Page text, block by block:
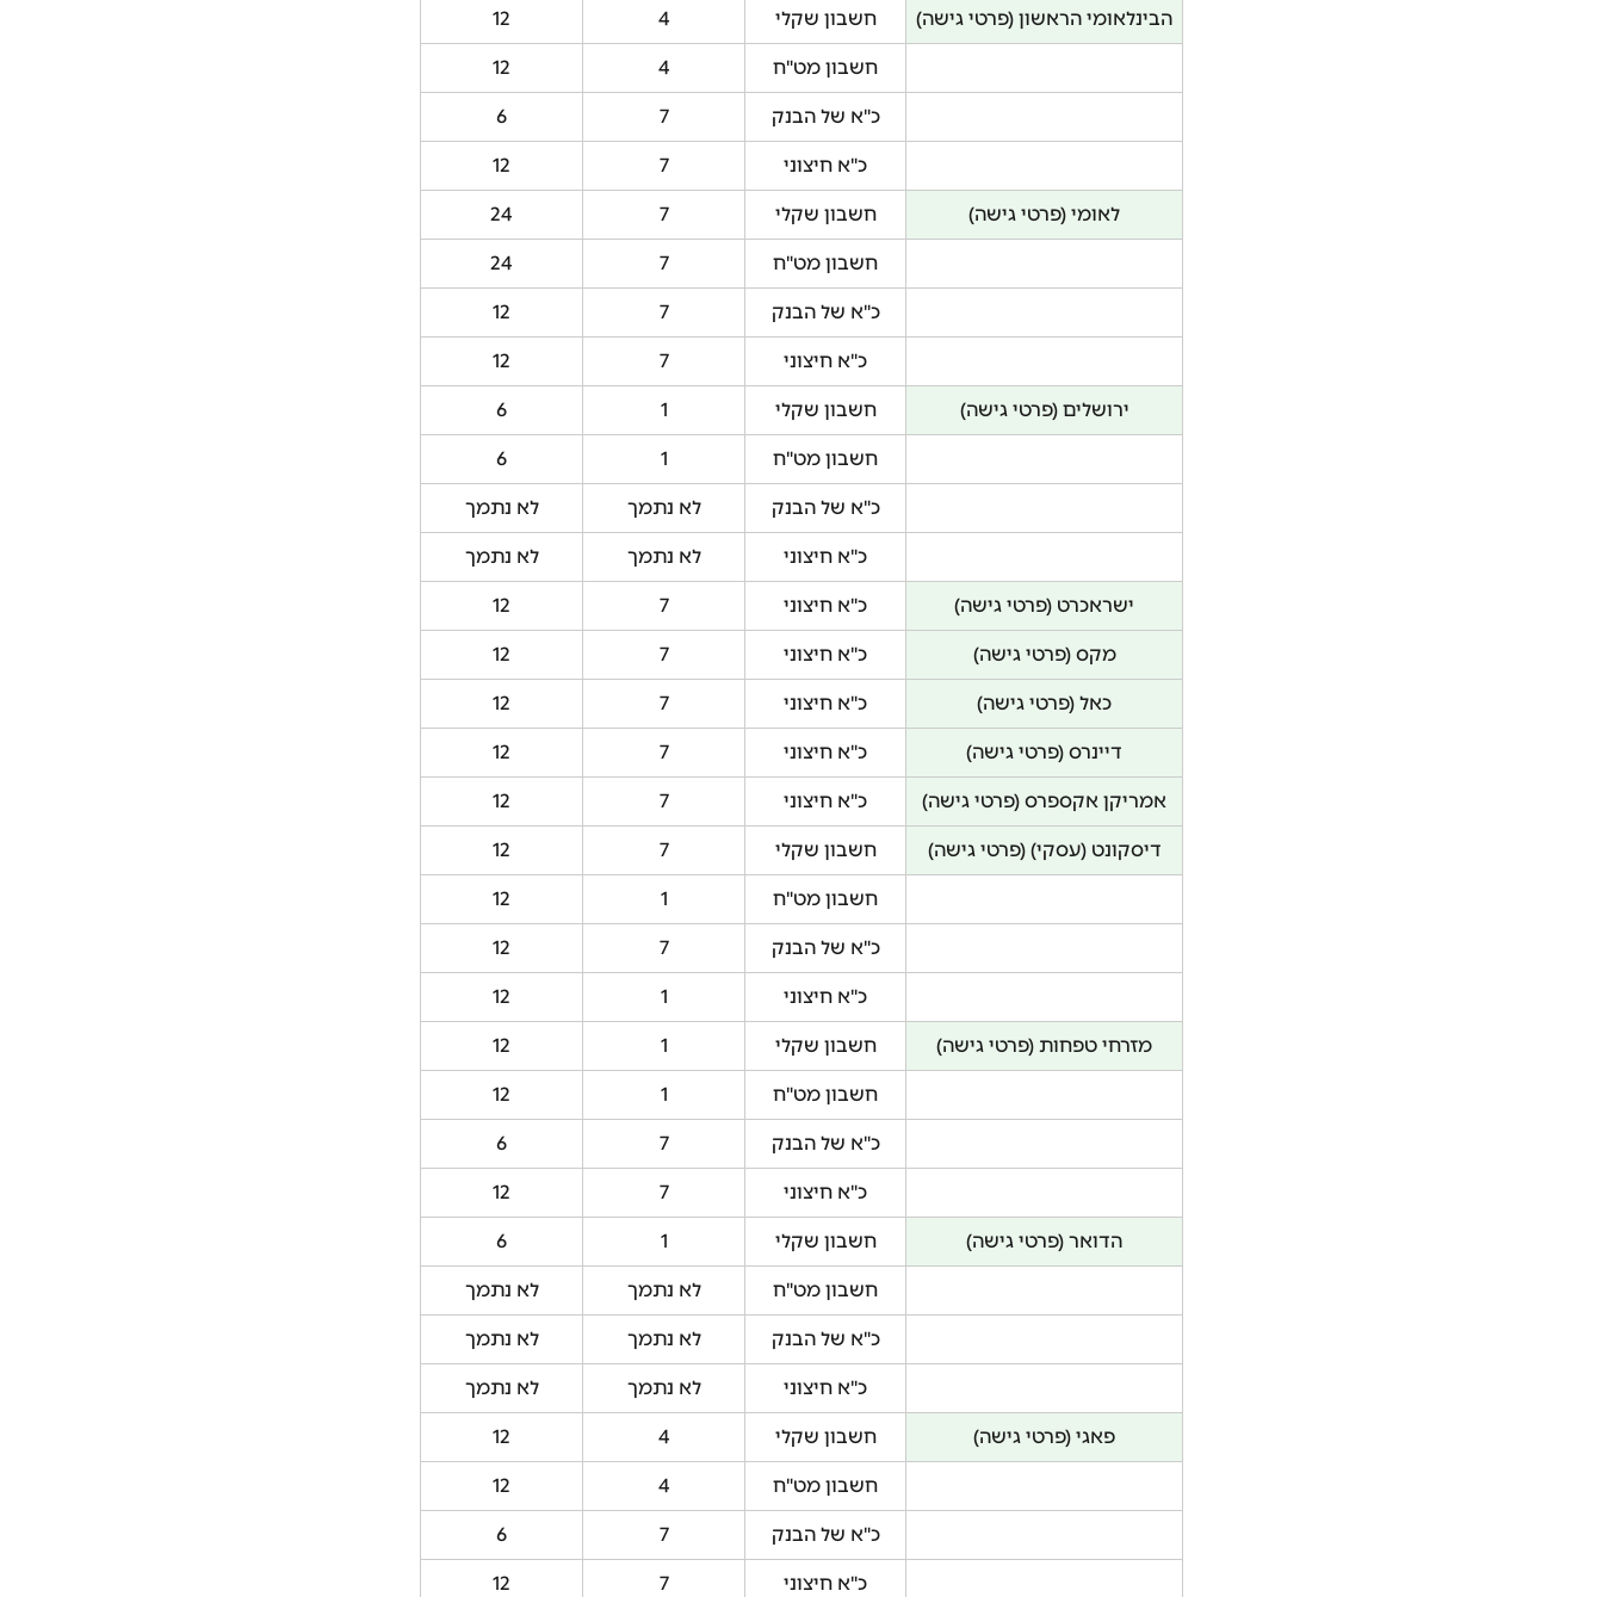
הבינלאומי הראשון (פרטי גישה) חשבון שקלי 4
12
חשבון מט"ח 4
12
כ"א של הבנק 7
6
כ"א חיצוני 7
12
לאומי (פרטי גישה) חשבון שקלי 7
24
חשבון מט"ח 7
24
כ"א של הבנק 7
12
כ"א חיצוני 7
12
ירושלים (פרטי גישה) חשבון שקלי 1
6
חשבון מט"ח 1
6
כ"א של הבנק לא נתמך לא נתמך
כ"א חיצוני לא נתמך לא נתמך
ישראכרט (פרטי גישה) כ"א חיצוני 7
12
מקס (פרטי גישה) כ"א חיצוני 7
12
כאל (פרטי גישה) כ"א חיצוני 7
12
דיינרס (פרטי גישה) כ"א חיצוני 7
12
אמריקן אקספרס (פרטי גישה) כ"א חיצוני 7
12
דיסקונט (עסקי) (פרטי גישה) חשבון שקלי 7
12
חשבון מט"ח 1
12
כ"א של הבנק 7
12
כ"א חיצוני 1
12
מזרחי טפחות (פרטי גישה) חשבון שקלי 1
12
חשבון מט"ח 1
12
כ"א של הבנק 7
6
כ"א חיצוני 7
12
הדואר (פרטי גישה) חשבון שקלי 1
6
חשבון מט"ח לא נתמך לא נתמך
כ"א של הבנק לא נתמך לא נתמך
כ"א חיצוני לא נתמך לא נתמך
פאגי (פרטי גישה) חשבון שקלי 4
12
חשבון מט"ח 4
12
כ"א של הבנק 7
6
כ"א חיצוני 7
12